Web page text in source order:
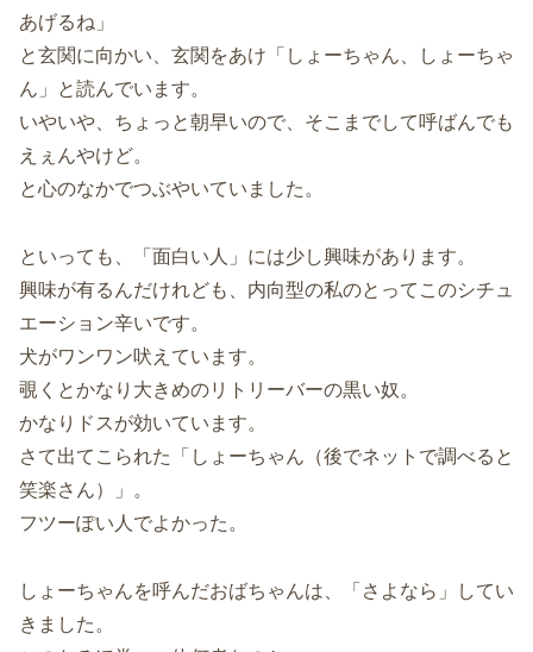
あげるね」
と玄関に向かい、玄関をあけ「しょーちゃん、しょーちゃ
ん」と読んでいます。
いやいや、ちょっと朝早いので、そこまでして呼ばんでも
えぇんやけど。
と心のなかでつぶやいていました。
といっても、「面白い人」には少し興味があります。
興味が有るんだけれども、内向型の私のとってこのシチュ
エーション辛いです。
犬がワンワン吠えています。
覗くとかなり大きめのリトリーバーの黒い奴。
かなりドスが効いています。
さて出てこられた「しょーちゃん（後でネットで調べると
笑楽さん）」。
フツーぽい人でよかった。
しょーちゃんを呼んだおばちゃんは、「さよなら」してい
きました。